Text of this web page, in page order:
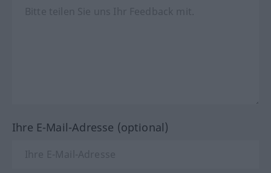
Ihre E-Mail-Adresse (optional)